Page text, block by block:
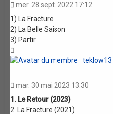
mer. 28 sept. 2022 17:12
1) La Fracture
2) La Belle Saison
3) Partir
teklow13
mar. 30 mai 2023 13:30
1. Le Retour (2023)
2. La Fracture (2021)